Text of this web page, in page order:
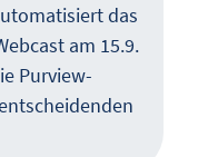
das
am 15.9.
Purview-